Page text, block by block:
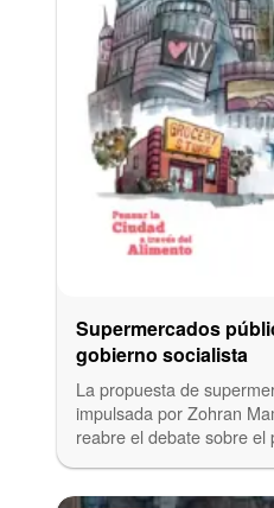
Supermercados
gobierno socialista
La propuesta de
impulsada por Zohran
reabre el debate sobre